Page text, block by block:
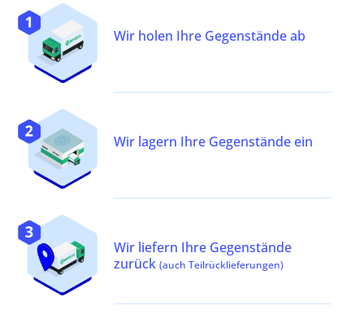
Wir holen Ihre Gegenstände ab
Wir lagern Ihre Gegenstände ein
Wir liefern Ihre Gegenstände
zurück (auch Teilrücklieferungen)